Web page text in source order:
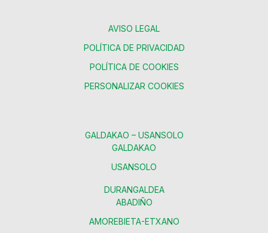
AVISO LEGAL
POLÍTICA DE PRIVACIDAD
POLÍTICA DE COOKIES
PERSONALIZAR COOKIES
GALDAKAO – USANSOLO
GALDAKAO
USANSOLO
DURANGALDEA
ABADIÑO
AMOREBIETA-ETXANO